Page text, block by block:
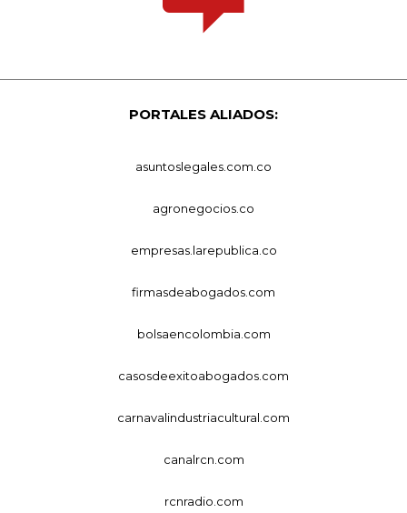
PORTALES ALIADOS:
asuntoslegales.com.co
agronegocios.co
empresas.larepublica.co
firmasdeabogados.com
bolsaencolombia.com
casosdeexitoabogados.com
carnavalindustriacultural.com
canalrcn.com
rcnradio.com